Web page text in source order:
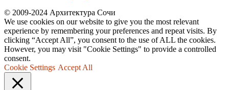
© 2009-2024 Архитектура Сочи
We use cookies on our website to give you the most relevant
experience by remembering your preferences and repeat visits. By
clicking “Accept All”, you consent to the use of ALL the cookies.
However, you may visit "Cookie Settings" to provide a controlled
consent.
Cookie Settings Accept All